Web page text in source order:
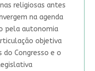
religiosas antes
na agenda
pela autonomia
objetiva
do Congresso e o